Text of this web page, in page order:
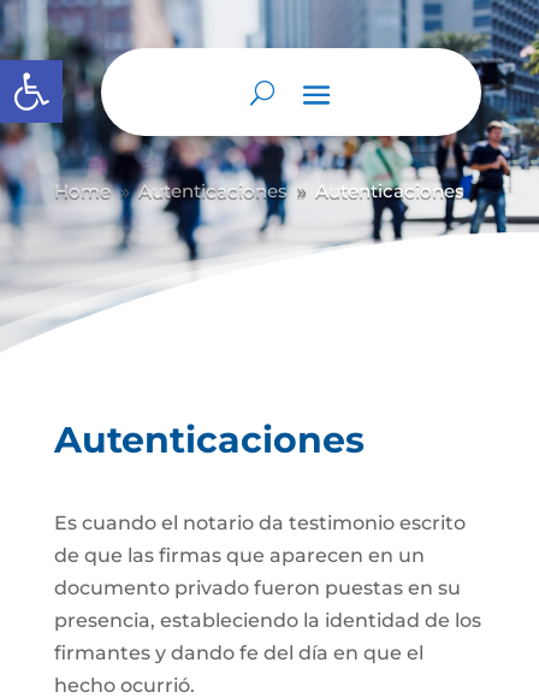
Abrir barra de herramientas
Home 9 Autenticaciones 9 Autenticaciones
Autenticaciones
Es cuando el notario da testimonio escrito
de que las firmas que aparecen en un
documento privado fueron puestas en su
presencia, estableciendo la identidad de los
firmantes y dando fe del día en que el
hecho ocurrió.